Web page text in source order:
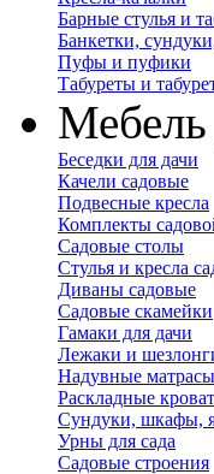
Барные стулья и
Банкетки,
Пуфы и пуфики
Табуреты и
Мебель
Беседки для дачи
Качели садовые
Подвесные кресла
Комплекты
Садовые столы
Стулья и кресла
Диваны садовые
Садовые скамейки
Гамаки для дачи
Лежаки и
Надувные
Раскладные
Сундуки, шкафы,
Урны для сада
Садовые строения